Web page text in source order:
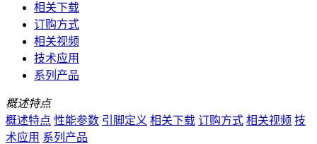
相关下载
订购方式
相关视频
技术应用
系列产品
概述特点
概述特点 性能参数 引脚定义 相关下载 订购方式 相关视频 技
术应用 系列产品